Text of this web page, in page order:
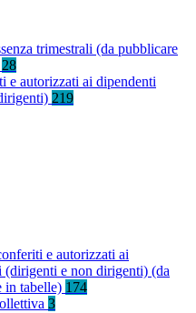
trimestrali (da pubblicare
28
e autorizzati ai dipendenti
219
e autorizzati ai
(dirigenti e non dirigenti) (da
in tabelle) 174
3